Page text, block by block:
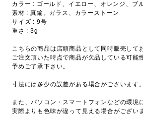
カラー : ゴールド、イエロー、オレンジ、ブ
素材 : 真鍮、ガラス、カラーストーン
サイズ : 9号
重さ : 3g
こちらの商品は店頭商品として同時販売して
ご注文頂いた時点で商品が欠品している可能
予めご了承下さい。
寸法には多少の誤差がある場合がございます。
また、パソコン・スマートフォンなどの環境
実際よりも色味が違って見える場合がござい